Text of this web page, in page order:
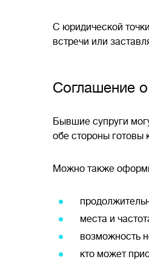
С юридической
встречи или
Соглашение
Бывшие супруги
обе стороны готовы
Можно также
места и
возможность
кто может